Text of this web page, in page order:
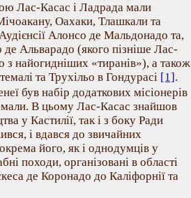
Лас-Касас і Ладрада мали
Оахаки, Тлашкали та
Алонсо де Мальдонадо та,
Альварадо (якого пізніше Лас-
з найогидніших «тиранів»), а також
та Трухільо в Гондурасі [1].
був набір додаткових місіонерів
В цьому Лас-Касас знайшов
у Кастилії, так і з боку Ради
і вдався до звичайних
його, як і однодумців у
походи, організовані в області
де Коронадо до Каліфорнії та